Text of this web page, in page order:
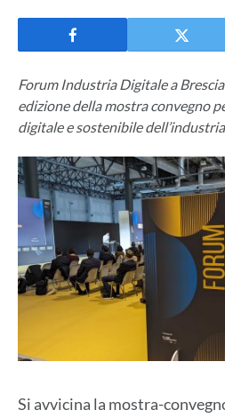
Forum Industria Digitale a
edizione della mostra convegno
digitale e sostenibile dell’industria
Si avvicina la mostra-